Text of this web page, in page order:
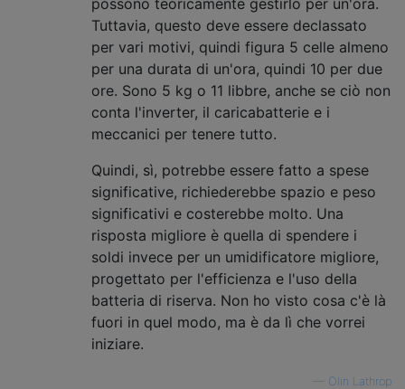
Tuttavia, questo deve essere declassato
per vari motivi, quindi figura 5 celle almeno
per una durata di un'ora, quindi 10 per due
ore. Sono 5 kg o 11 libbre, anche se ciò non
conta l'inverter, il caricabatterie e i
meccanici per tenere tutto.
Quindi, sì, potrebbe essere fatto a spese
significative, richiederebbe spazio e peso
significativi e costerebbe molto. Una
risposta migliore è quella di spendere i
soldi invece per un umidificatore migliore,
progettato per l'efficienza e l'uso della
batteria di riserva. Non ho visto cosa c'è là
fuori in quel modo, ma è da lì che vorrei
iniziare.
Olin Lathrop